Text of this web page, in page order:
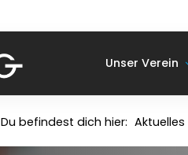
Unser Verein
Du befindest dich hier: Aktuelles